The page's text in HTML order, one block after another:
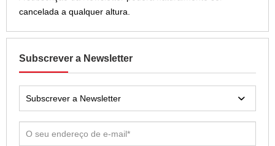
cancelada a qualquer altura.
Subscrever a Newsletter